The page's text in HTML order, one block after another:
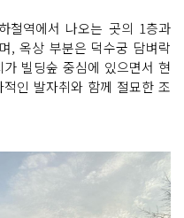
철역에서 나오는 곳의 1층과
, 옥상 부분은 덕수궁 담벼락
빌딩숲 중심에 있으면서 현
인 발자취와 함께 절묘한 조